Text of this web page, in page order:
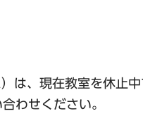
、現在教室を休止中
わせください。